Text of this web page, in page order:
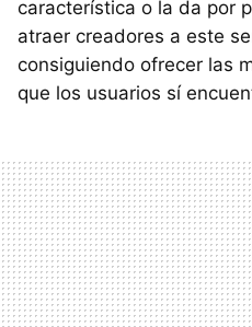
característica o la da por
atraer creadores a este
consiguiendo ofrecer las
que los usuarios sí